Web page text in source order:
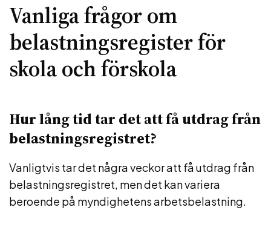
Vanliga frågor om
belastningsregister för
skola och förskola
Hur lång tid tar det att få utdrag från
belastningsregistret?
Vanligtvis tar det några veckor att få utdrag från
belastningsregistret, men det kan variera
beroende på myndighetens arbetsbelastning.